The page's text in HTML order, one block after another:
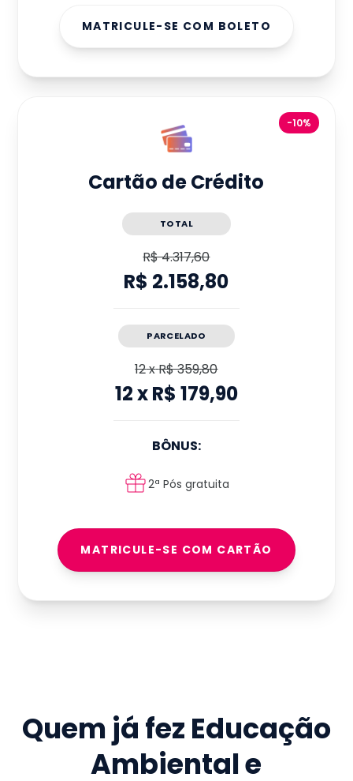
MATRICULE-SE COM BOLETO
-10%
Cartão de Crédito
TOTAL
R$ 4.317,60
R$ 2.158,80
PARCELADO
12xR$ 359,80
12xR$ 179,90
BÔNUS:
2ª Pós gratuita
MATRICULE-SE COM CARTÃO
Quem já fez Educação
Ambiental e